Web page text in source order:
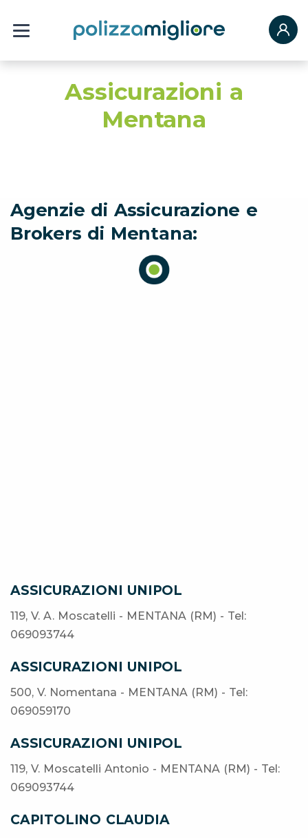
Assicurazioni a
Mentana
Agenzie di Assicurazione e
Brokers di Mentana:
ASSICURAZIONI UNIPOL
119, V. A. Moscatelli - MENTANA (RM) - Tel:
069093744
ASSICURAZIONI UNIPOL
500, V. Nomentana - MENTANA (RM) - Tel:
069059170
ASSICURAZIONI UNIPOL
119, V. Moscatelli Antonio - MENTANA (RM) - Tel:
069093744
CAPITOLINO CLAUDIA